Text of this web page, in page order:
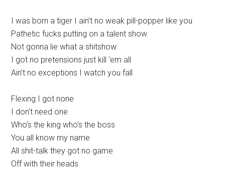
I was born a tiger I ain’t no weak pill-popper like you
Pathetic fucks putting on a talent show
Not gonna lie what a shitshow
I got no pretensions just kill ‘em all
Ain’t no exceptions I watch you fall
Flexing I got none
I don’t need one
Who’s the king who’s the boss
You all know my name
All shit-talk they got no game
Off with their heads